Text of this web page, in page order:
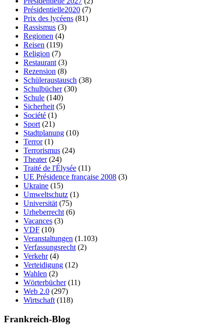
Présidentielle2020 (7)
Prix des lycéens (81)
Rassismus (3)
Regionen (4)
Reisen (119)
Religion (7)
Restaurant (3)
Rezension (8)
Schüleraustausch (38)
Schulbücher(30)
Schule (140)
Sicherheit (5)
Société (1)
Sport (21)
Stadtplanung (10)
Terror(1)
Terrorismus (24)
Theater(24)
Traité de l'Élysée (11)
UE Présidence française 2008 (3)
Ukraine (15)
Umweltschutz (1)
Universität (75)
Urheberrecht (6)
Vacances (3)
VDF (10)
Veranstaltungen (1.103)
Verfassungsrecht (2)
Verkehr(4)
Verteidigung (12)
Wahlen (2)
Wörterbücher(11)
Web 2.0 (297)
Wirtschaft (118)
Frankreich-Blog